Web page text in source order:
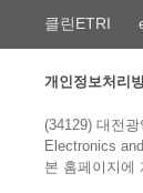
클린ETRI
개인정보처리
(34129) 대전
Electronics
본 홈페이지에